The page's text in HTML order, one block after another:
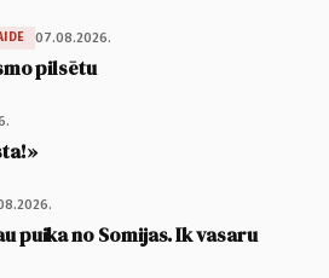
07.08.2026.
pilsētu
puika no Somijas. Ik vasaru